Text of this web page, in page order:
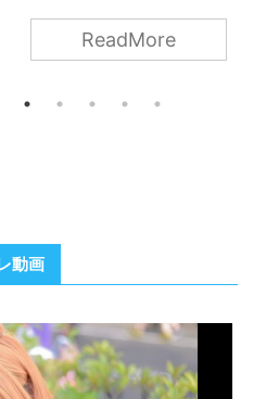
超新星、色白Gカップの
篠見星奈ちゃんがエスデ
ジに登場。目に余る色白
ReadMore
動画